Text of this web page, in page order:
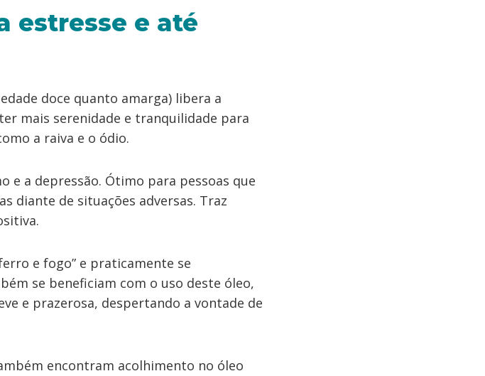
estresse e até
doce quanto amarga) libera a
mais serenidade e tranquilidade para
a raiva e o ódio.
e a depressão. Ótimo para pessoas que
diante de situações adversas. Traz
e fogo” e praticamente se
se beneficiam com o uso deste óleo,
e prazerosa, despertando a vontade de
encontram acolhimento no óleo